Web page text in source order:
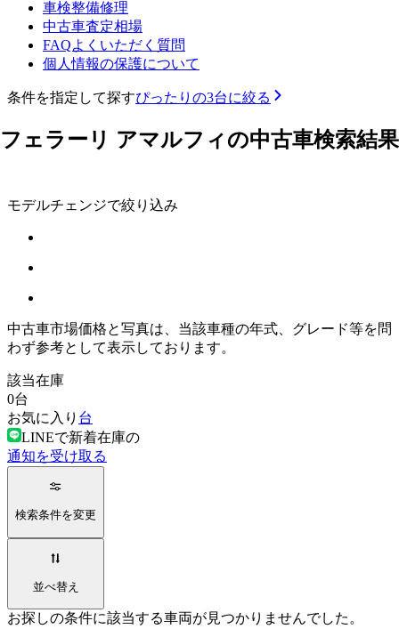
車検整備修理
中古車査定相場
FAQよくいただく質問
個人情報の保護について
条件を指定して探すぴったりの3台に絞る
フェラーリ アマルフィの中古車検索結果
モデルチェンジで絞り込み
中古車市場価格と写真は、当該車種の年式、グレード等を問
わず参考として表示しております。
該当在庫
0台
お気に入り 台
LINEで新着在庫の
通知を受け取る
検索条件を変更
並べ替え
お探しの条件に該当する車両が見つかりませんでした。